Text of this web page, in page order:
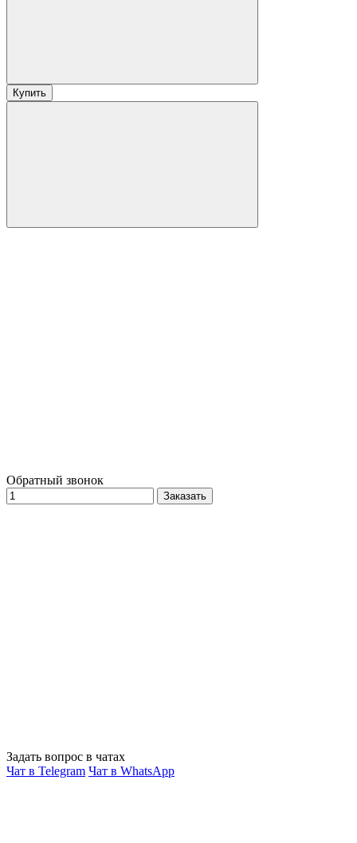
Купить
Обратный звонок
Заказать
Задать вопрос в чатах
Чат в Telegram Чат в WhatsApp